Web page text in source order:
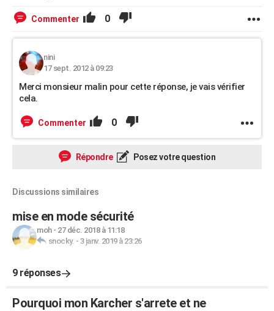
FORUM
Commenter 0
nini
17 sept. 2012 à 09:23
Merci monsieur malin pour cette réponse, je vais vérifier
cela.
Commenter 0
Répondre Posez votre question
Discussions similaires
mise en mode sécurité
moh- 27 déc. 2018 à 11:18
snocky. - 3 janv. 2019 à 23:26
9 réponses
Pourquoi mon Karcher s'arrete et ne